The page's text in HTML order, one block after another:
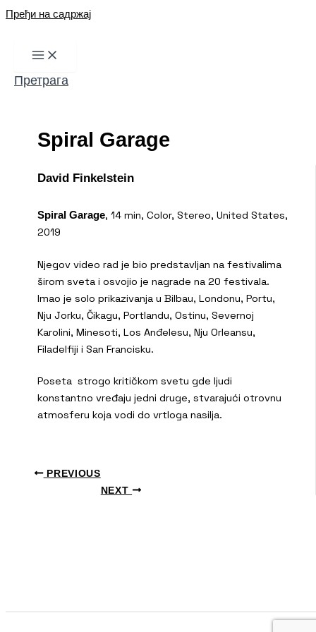
Пређи на садржај
Претрага
Spiral Garage
David Finkelstein
Spiral Garage, 14 min, Color, Stereo, United States,
2019
Njegov video rad je bio predstavljan na festivalima
širom sveta i osvojio je nagrade na 20 festivala.
Imao je solo prikazivanja u Bilbau, Londonu, Portu,
Nju Jorku, Čikagu, Portlandu, Ostinu, Severnoj
Karolini, Minesoti, Los Anđelesu, Nju Orleansu,
Filadelfiji i San Francisku.
Poseta strogo kritičkom svetu gde ljudi
konstantno vređaju jedni druge, stvarajući otrovnu
atmosferu koja vodi do vrtloga nasilja.
PREVIOUS
NEXT